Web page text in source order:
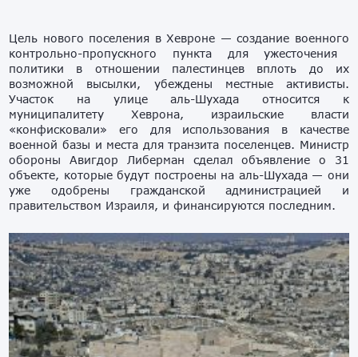
Цель нового поселения в Хевроне — создание военного
контрольно-пропускного пунктадляужесточения
политики в отношении палестинцев вплоть до их
возможной высылки, убеждены местные активисты.
Участок на улицеаль-Шухада относится к
муниципалитету Хеврона, израильскиевласти
«конфисковали» его для использования в качестве
военной базы и места длятранзита поселенцев. Министр
обороны Авигдор Либерман сделал объявление о 31
объекте, которые будут построены на аль-Шухада — они
уже одобрены гражданской администрацией и
правительством Израиля, и финансируются последним.